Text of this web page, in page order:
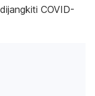
COVID-